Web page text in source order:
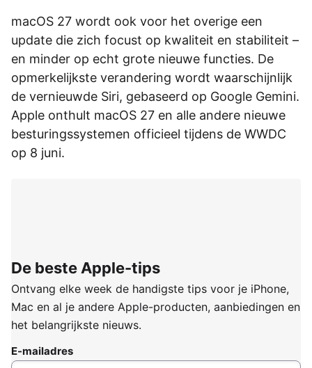
macOS 27 wordt ook voor het overige een
update die zich focust op kwaliteit en stabiliteit –
en minder op echt grote nieuwe functies. De
opmerkelijkste verandering wordt waarschijnlijk
de vernieuwde Siri, gebaseerd op Google Gemini.
Apple onthult macOS 27 en alle andere nieuwe
besturingssystemen officieel tijdens de WWDC
op 8 juni.
De beste Apple-tips
Ontvang elke week de handigste tips voor je iPhone,
Mac en al je andere Apple-producten, aanbiedingen en
het belangrijkste nieuws.
E-mailadres